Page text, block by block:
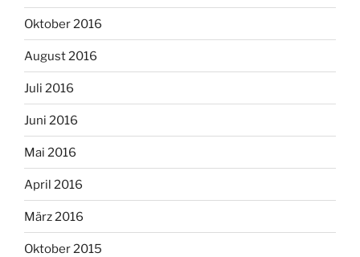
Oktober 2016
August 2016
Juli 2016
Juni 2016
Mai 2016
April 2016
März 2016
Oktober 2015